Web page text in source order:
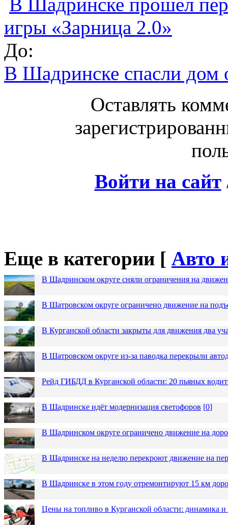
игры «Зарница 2.0»
До:
В Шадринске спасли дом
Оставлять
Войти на сайт
Еще в категории [ Авто
В Шадринском округе сняли ограничения на
В Шатровском округе ограничено движение на
В Курганской области закрыты для движения два
В Шатровском округе из-за паводка перекрыли
Рейд ГИБДД в Курганской области: 20 пьяных
В Шадринске идёт модернизация светофоров [0]
В Шадринском округе ограничено движение на
В Шадринске на неделю перекроют движение на
В Шадринске в этом году отремонтируют 15 км
Цены на топливо в Курганской области: динамика и